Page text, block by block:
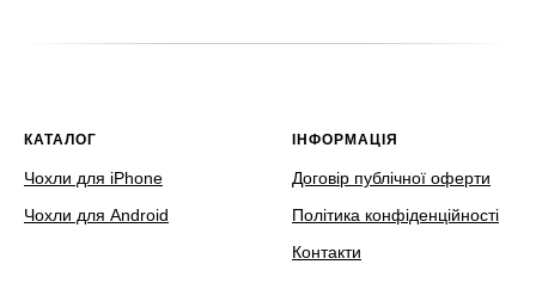
КАТАЛОГ
Чохли для iPhone
Чохли для Android
ІНФОРМАЦІЯ
Договір публічної оферти
Політика конфіденційності
Контакти